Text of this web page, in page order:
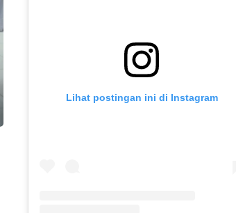
Lihat postingan ini di Instagram